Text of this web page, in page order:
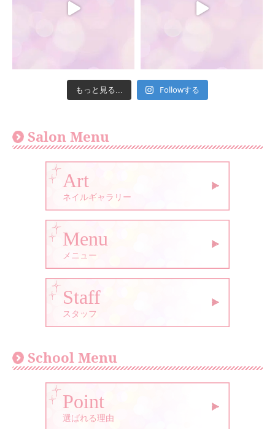
もっと見る... Followする
Salon Menu
Art
ネイルギャラリー
Menu
メニュー
Staff
スタッフ
School Menu
Point
選ばれる理由